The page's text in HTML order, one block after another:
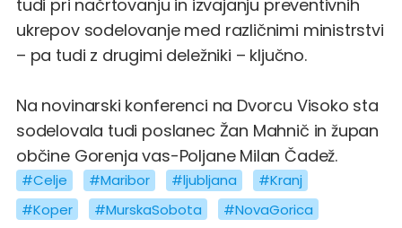
tudi pri načrtovanju in izvajanju preventivnih
ukrepov sodelovanje med različnimi ministrstvi
– pa tudi z drugimi deležniki – ključno.
Na novinarski konferenci na Dvorcu Visoko sta
sodelovala tudi poslanec Žan Mahnič in župan
občine Gorenja vas-Poljane Milan Čadež.
#Celje #Maribor #ljubljana
#Kranj
#Koper
#MurskaSobota
#NovaGorica